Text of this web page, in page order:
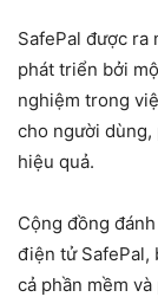
SafePal được ra
phát triển bởi
nghiệm trong
cho người
hiệu quả.
Cộng đồng
điện tử SafePal,
cả phần mềm